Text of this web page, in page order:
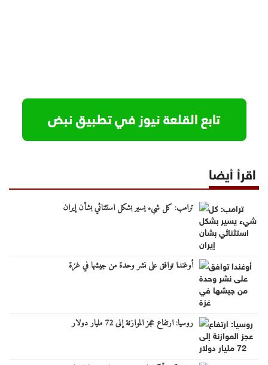
اقرأ أيضا
ترامب: كل شيء يسير بشكل استثنائي بشأن إيران
أوغندا توافق على نشر وحدة من جيشها في غزة
روسيا: ارتفاع عجز الموازنة إلى 72 مليار دولار